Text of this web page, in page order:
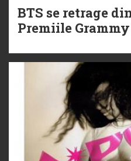
BTS se retrage
Premiile Grammy